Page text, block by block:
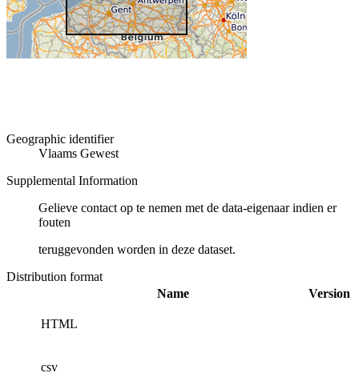
Geographic identifier
Vlaams Gewest
Supplemental Information
Gelieve contact op te nemen met de data-eigenaar indien er
fouten
teruggevonden worden in deze dataset.
Distribution format
Name
Version
HTML
csv